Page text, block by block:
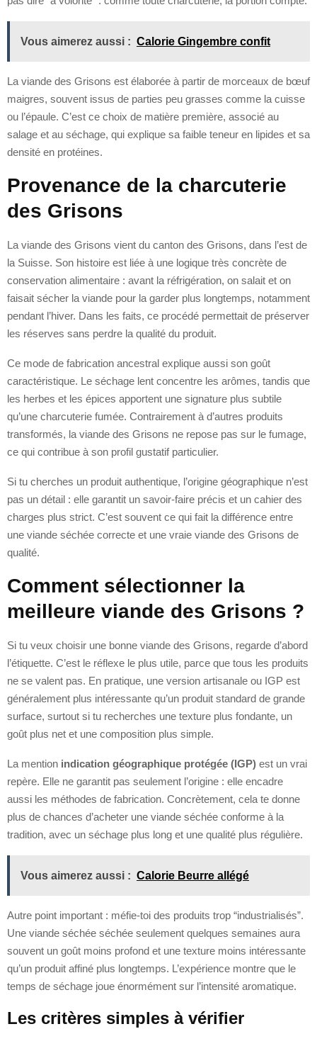
Vous aimerez aussi : Calorie Gingembre confit
La viande des Grisons est élaborée à partir de morceaux de bœuf
maigres, souvent issus de parties peu grasses comme la cuisse
ou l’épaule. C’est ce choix de matière première, associé au
salage et au séchage, qui explique sa faible teneur en lipides et sa
densité en protéines.
Provenance de la charcuterie
des Grisons
La viande des Grisons vient du canton des Grisons, dans l’est de
la Suisse. Son histoire est liée à une logique très concrète de
conservation alimentaire : avant la réfrigération, on salait et on
faisait sécher la viande pour la garder plus longtemps, notamment
pendant l’hiver. Dans les faits, ce procédé permettait de préserver
les réserves sans perdre la qualité du produit.
Ce mode de fabrication ancestral explique aussi son goût
caractéristique. Le séchage lent concentre les arômes, tandis que
les herbes et les épices apportent une signature plus subtile
qu’une charcuterie fumée. Contrairement à d’autres produits
transformés, la viande des Grisons ne repose pas sur le fumage,
ce qui contribue à son profil gustatif particulier.
Si tu cherches un produit authentique, l’origine géographique n’est
pas un détail : elle garantit un savoir-faire précis et un cahier des
charges plus strict. C’est souvent ce qui fait la différence entre
une viande séchée correcte et une vraie viande des Grisons de
qualité.
Comment sélectionner la
meilleure viande des Grisons ?
Si tu veux choisir une bonne viande des Grisons, regarde d’abord
l’étiquette. C’est le réflexe le plus utile, parce que tous les produits
ne se valent pas. En pratique, une version artisanale ou IGP est
généralement plus intéressante qu’un produit standard de grande
surface, surtout si tu recherches une texture plus fondante, un
goût plus net et une composition plus simple.
La mention indication géographique protégée (IGP) est un vrai
repère. Elle ne garantit pas seulement l’origine : elle encadre
aussi les méthodes de fabrication. Concrètement, cela te donne
plus de chances d’acheter une viande séchée conforme à la
tradition, avec un séchage plus long et une qualité plus régulière.
Vous aimerez aussi : Calorie Beurre allégé
Autre point important : méfie-toi des produits trop “industrialisés”.
Une viande séchée séchée seulement quelques semaines aura
souvent un goût moins profond et une texture moins intéressante
qu’un produit affiné plus longtemps. L’expérience montre que le
temps de séchage joue énormément sur l’intensité aromatique.
Les critères simples à vérifier